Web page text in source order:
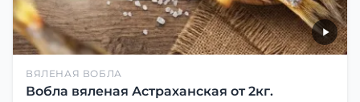
ВЯЛЕНАЯ ВОБЛА
Вобла вяленая Астраханская от 2кг.